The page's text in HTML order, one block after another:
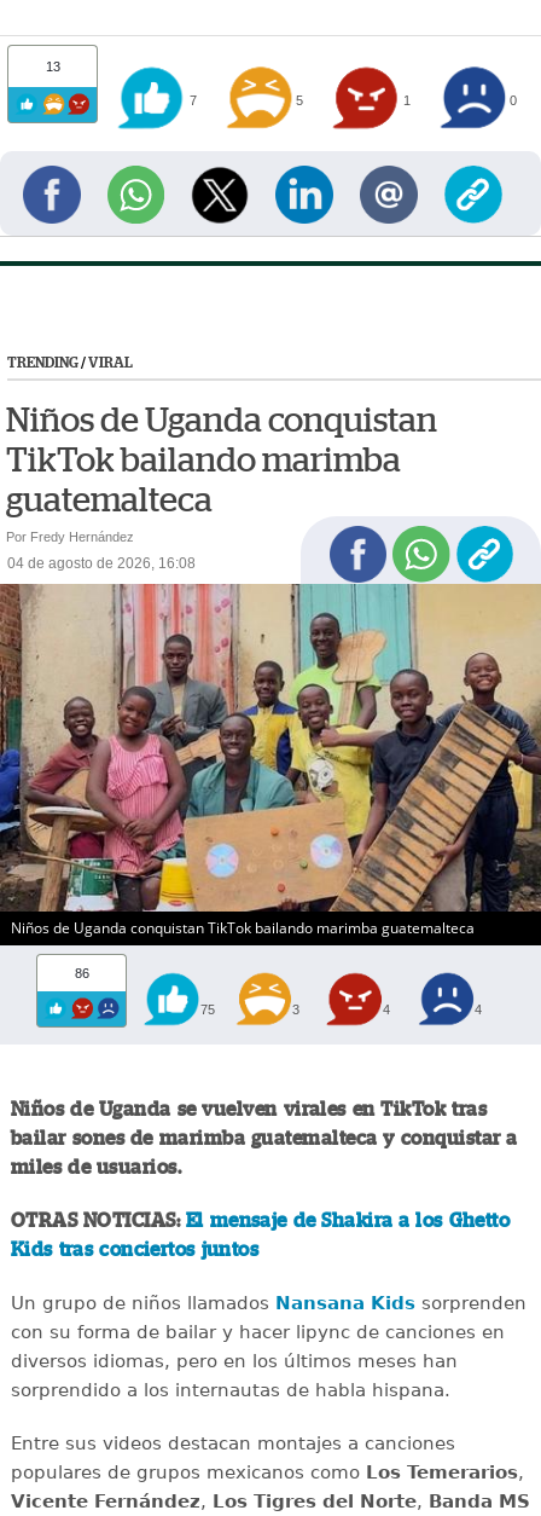
13
7 5 1 0
TRENDING/VIRAL
Niños de Uganda conquistan
TikTok bailando marimba
guatemalteca
Por Fredy Hernández
04 de agosto de 2026, 16:08
Niños de Uganda conquistan TikTok bailando marimba guatemalteca
86
75 3 4 4
Niños de Uganda se vuelven virales en TikTok tras
bailar sones de marimba guatemalteca y conquistar a
miles de usuarios.
OTRAS NOTICIAS: El mensaje de Shakira a los Ghetto
Kids tras conciertos juntos
Un grupo de niños llamados Nansana Kidssorprenden
con su forma de bailar y hacer lipync de canciones en
diversos idiomas, pero en los últimos meses han
sorprendido a los internautas de habla hispana.
Entre sus videos destacan montajes a canciones
populares de grupos mexicanos como Los Temerarios,
Vicente Fernández, Los Tigres del Norte, Banda MS